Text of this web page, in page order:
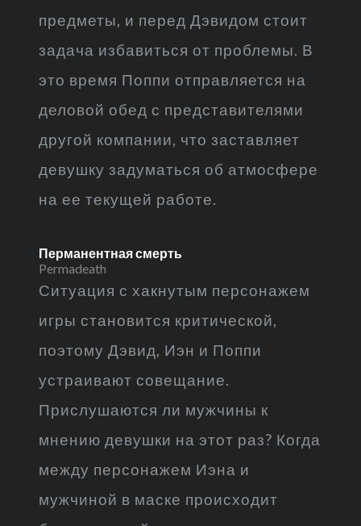
предметы, и перед Дэвидом стоит
задача избавиться от проблемы. В
это время Поппи отправляется на
деловой обед с представителями
другой компании, что заставляет
девушку задуматься об атмосфере
на ее текущей работе.
Перманентная смерть
Permadeath
Ситуация с хакнутым персонажем
игры становится критической,
поэтому Дэвид, Иэн и Поппи
устраивают совещание.
Прислушаются ли мужчины к
мнению девушки на этот раз? Когда
между персонажем Иэна и
мужчиной в маске происходит